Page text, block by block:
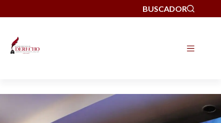
BUSCADOR